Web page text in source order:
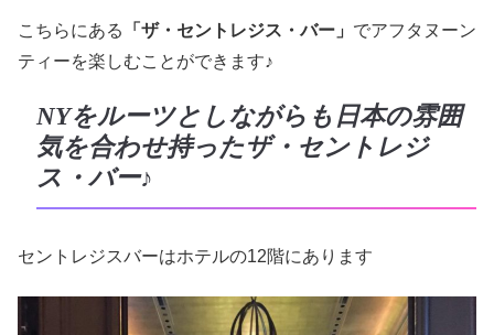
こちらにある 「ザ・セントレジス・バー」 でアフタヌーン
ティーを楽しむことができます♪
NYをルーツとしながらも日本の雰囲
気を合わせ持ったザ・セントレジ
ス・バー♪
セントレジスバーはホテルの12階にあります